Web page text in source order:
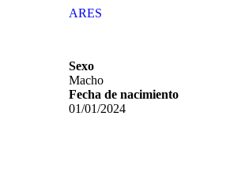
ARES
Sexo
Macho
Fecha de nacimiento
01/01/2024